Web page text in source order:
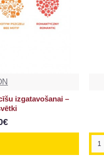
izgatavošanai –